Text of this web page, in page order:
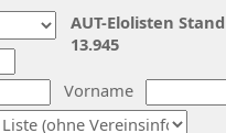
Vorname
AUT-Elolisten
13.945